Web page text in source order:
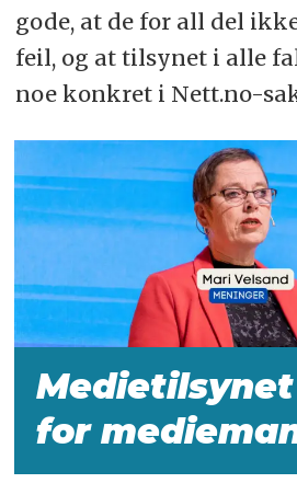
gode, at de for all del
feil, og at tilsynet i alle
noe konkret i Nett.no-
for